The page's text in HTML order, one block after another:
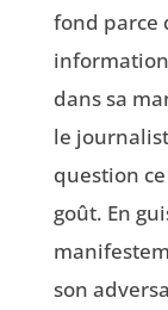
fond parce
dans sa
le
question
goût. En
son